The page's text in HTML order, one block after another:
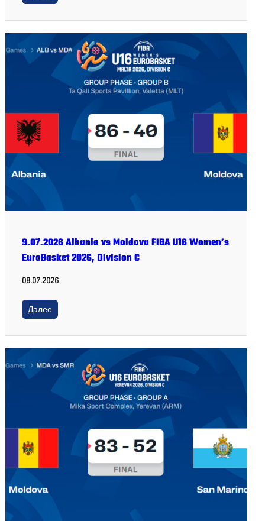
9.07.2026 Albania vs Moldova FIBA U16 Women’s
EuroBasket 2026, Division C
08.07.2026
Далее